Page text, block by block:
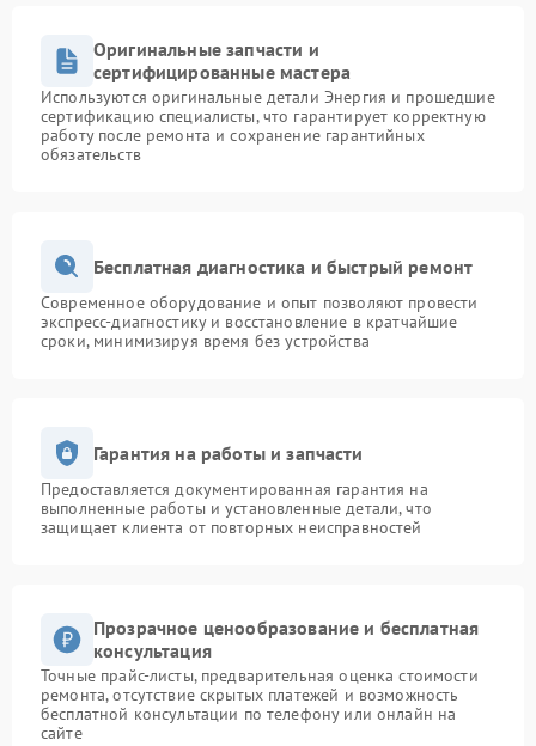
Оригинальные запчасти и
сертифицированные мастера
Используются оригинальные детали Энергия и прошедшие
сертификацию специалисты, что гарантирует корректную
работу после ремонта и сохранение гарантийных
обязательств
Бесплатная диагностика и быстрый ремонт
Современное оборудование и опыт позволяют провести
экспресс-диагностику и восстановление в кратчайшие
сроки, минимизируя время без устройства
Гарантия на работы и запчасти
Предоставляется документированная гарантия на
выполненные работы и установленные детали, что
защищает клиента от повторных неисправностей
Прозрачное ценообразование и бесплатная
консультация
Точные прайс-листы, предварительная оценка стоимости
ремонта, отсутствие скрытых платежей и возможность
бесплатной консультации по телефону или онлайн на
сайте